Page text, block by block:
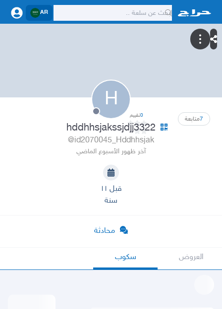
AR
H
7متابعة 0تقييم
hddhhsjakssjdjj3322
@id2070045_Hddhhsjak
آخر ظهور الأسبوع الماضي
قبل ١١
سنة
محادثة
العروض سكوب